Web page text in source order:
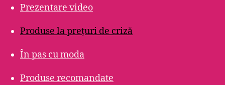
Prezentare video
Produse la prețuri de criză
În pas cu moda
Produse recomandate